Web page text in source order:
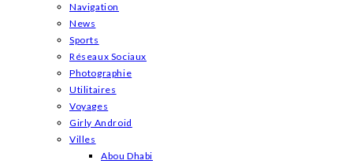
Navigation
News
Sports
Réseaux Sociaux
Photographie
Utilitaires
Voyages
Girly Android
Villes
Abou Dhabi